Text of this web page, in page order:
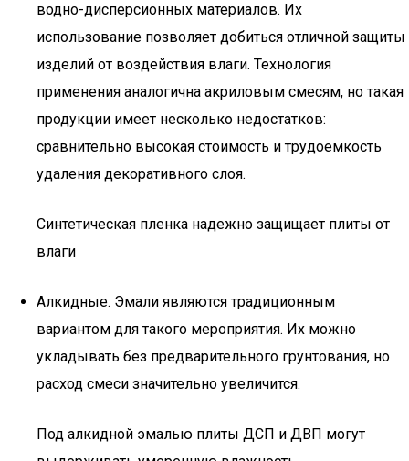
водно-дисперсионных материалов. Их
использование позволяет добиться отличной защиты
изделий от воздействия влаги. Технология
применения аналогична акриловым смесям, но такая
продукции имеет несколько недостатков:
сравнительно высокая стоимость и трудоемкость
удаления декоративного слоя.
Синтетическая пленка надежно защищает плиты от
влаги
Алкидные. Эмали являются традиционным
вариантом для такого мероприятия. Их можно
укладывать без предварительного грунтования, но
расход смеси значительно увеличится.
Под алкидной эмалью плиты ДСП и ДВП могут